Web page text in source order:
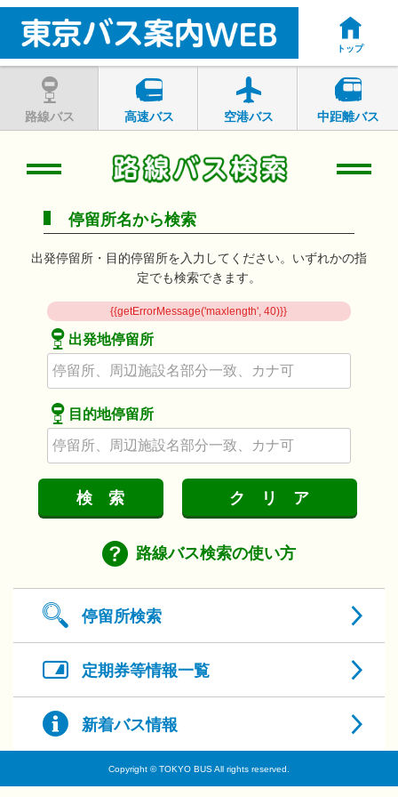
トップ
路線バス 高速バス 空港バス 中距離バス
停留所名から検索
出発停留所・目的停留所を入力してください。いずれかの指
定でも検索できます。
{{getErrorMessage('maxlength', 40)}}
出発地停留所
目的地停留所
検索 クリア
路線バス検索の使い方
停留所検索
定期券等情報一覧
新着バス情報
Copyright © TOKYO BUS All rights reserved.